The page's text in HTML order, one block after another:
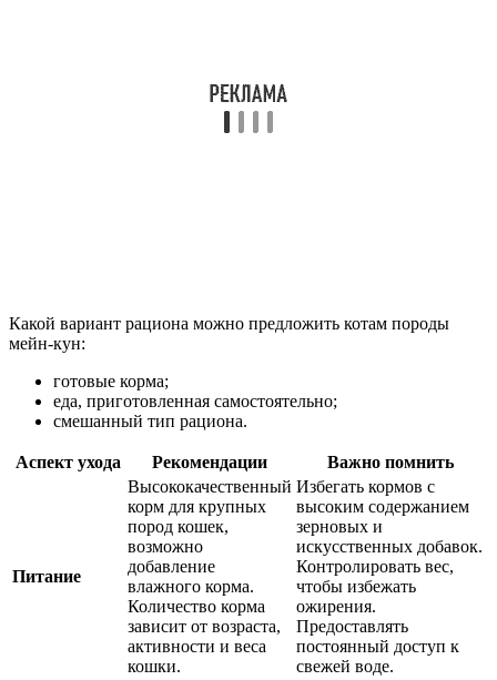
Какой вариант рациона можно предложить котам породы
мейн-кун:
готовые корма;
еда, приготовленная самостоятельно;
смешанный тип рациона.
Аспект ухода Рекомендации Важно помнить
Питание
Высококачественный
корм для крупных
пород кошек,
возможно
добавление
влажного корма.
Количество корма
зависит от возраста,
активности и веса
кошки.
Избегать кормов с
высоким содержанием
зерновых и
искусственных добавок.
Контролировать вес,
чтобы избежать
ожирения.
Предоставлять
постоянный доступ к
свежей воде.